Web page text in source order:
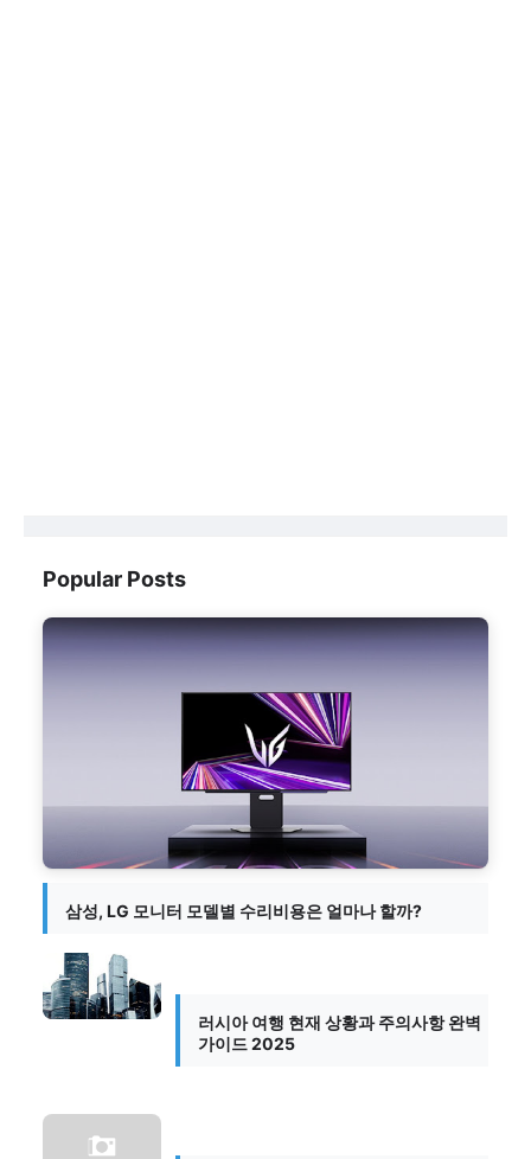
Popular Posts
삼성, LG 모니터 모델별 수리비용은 얼마나 할까?
러시아 여행 현재 상황과 주의사항 완벽
가이드 2025